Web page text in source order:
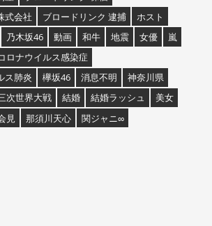
式会社
ブロードリンク 逮捕
ホスト
乃木坂46 動画 和牛 地震 女優
嵐
ロナウイルス感染症
ス肺炎
欅坂46 消息不明
神奈川県
次世界大戦 結婚 結婚ラッシュ
美女
見 那須川天心 関ジャニ∞